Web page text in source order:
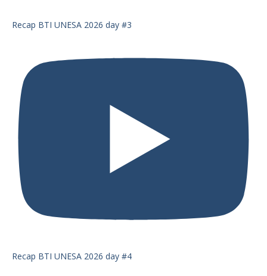
Recap BTI UNESA 2026 day #3
Recap BTI UNESA 2026 day #4